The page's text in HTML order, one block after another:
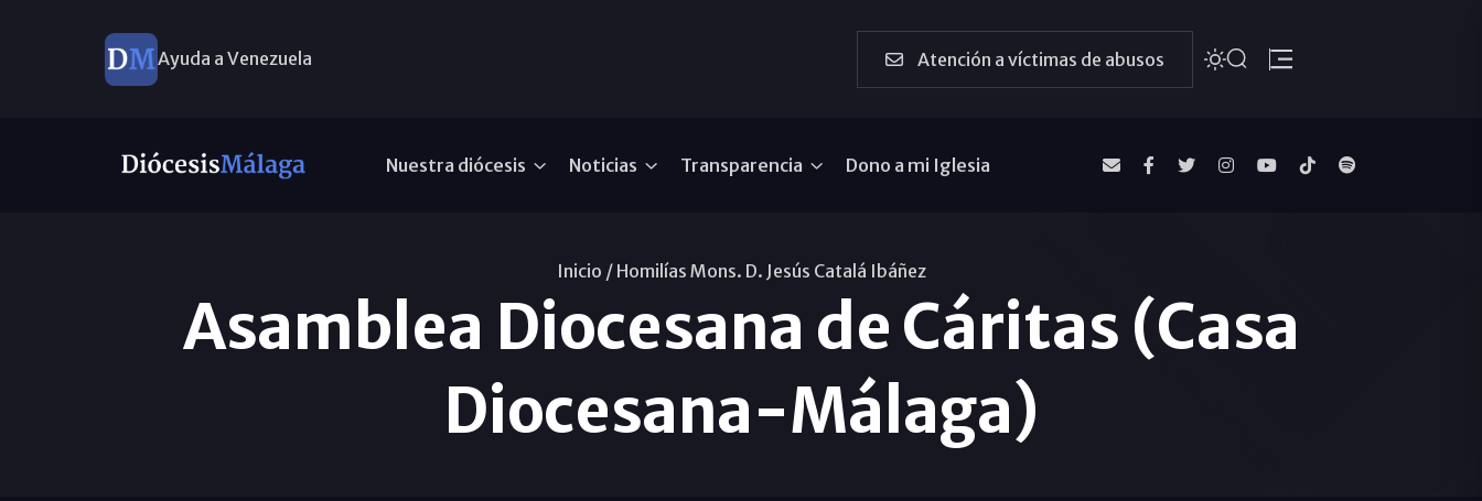
Ayuda a Venezuela Atención a víctimas de abusos
Nuestra diócesis Noticias Transparencia Dono a mi Iglesia
Inicio / Homilías Mons. D. Jesús Catalá Ibáñez
Asamblea Diocesana de Cáritas (Casa
Diocesana-Málaga)